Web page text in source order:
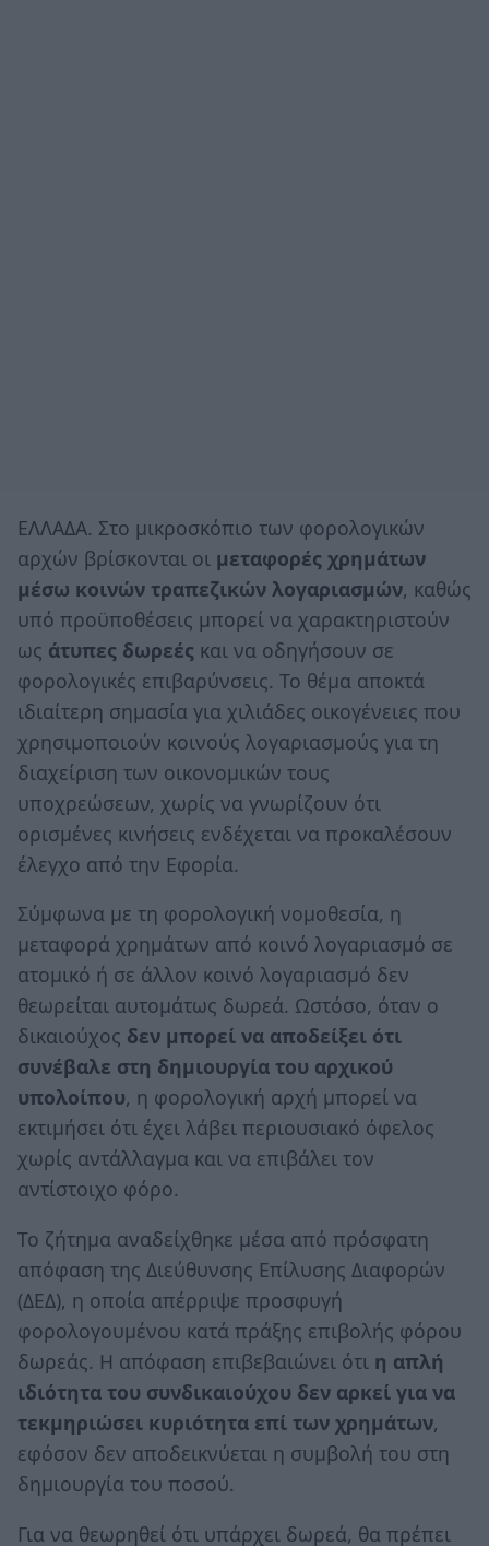
ΕΛΛΑΔΑ. Στο μικροσκόπιο των φορολογικών
αρχών βρίσκονται οι μεταφορές χρημάτων
μέσω κοινών τραπεζικών λογαριασμών, καθώς
υπό προϋποθέσεις μπορεί να χαρακτηριστούν
ως άτυπες δωρεές και να οδηγήσουν σε
φορολογικές επιβαρύνσεις. Το θέμα αποκτά
ιδιαίτερη σημασία για χιλιάδες οικογένειες που
χρησιμοποιούν κοινούς λογαριασμούς για τη
διαχείριση των οικονομικών τους
υποχρεώσεων, χωρίς να γνωρίζουν ότι
ορισμένες κινήσεις ενδέχεται να προκαλέσουν
έλεγχο από την Εφορία.
Σύμφωνα με τη φορολογική νομοθεσία, η
μεταφορά χρημάτων από κοινό λογαριασμό σε
ατομικό ή σε άλλον κοινό λογαριασμό δεν
θεωρείται αυτομάτως δωρεά. Ωστόσο, όταν ο
δικαιούχος δεν μπορεί να αποδείξει ότι
συνέβαλε στη δημιουργία του αρχικού
υπολοίπου, η φορολογική αρχή μπορεί να
εκτιμήσει ότι έχει λάβει περιουσιακό όφελος
χωρίς αντάλλαγμα και να επιβάλει τον
αντίστοιχο φόρο.
Το ζήτημα αναδείχθηκε μέσα από πρόσφατη
απόφαση της Διεύθυνσης Επίλυσης Διαφορών
(ΔΕΔ), η οποία απέρριψε προσφυγή
φορολογουμένου κατά πράξης επιβολής φόρου
δωρεάς. Η απόφαση επιβεβαιώνει ότι η απλή
ιδιότητα του συνδικαιούχου δεν αρκεί για να
τεκμηριώσει κυριότητα επί των χρημάτων,
εφόσον δεν αποδεικνύεται η συμβολή του στη
δημιουργία του ποσού.
Για να θεωρηθεί ότι υπάρχει δωρεά, θα πρέπει